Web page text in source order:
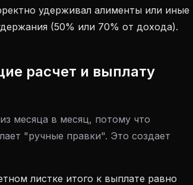
удерживал алименты или иные
(50% или 70% от дохода).
расчет и выплату
месяца в месяц, потому что
"ручные правки". Это создает
листке итого к выплате равно